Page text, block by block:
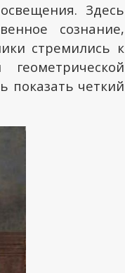
Здесь
сознание,
стремились к
геометрической
показать четкий